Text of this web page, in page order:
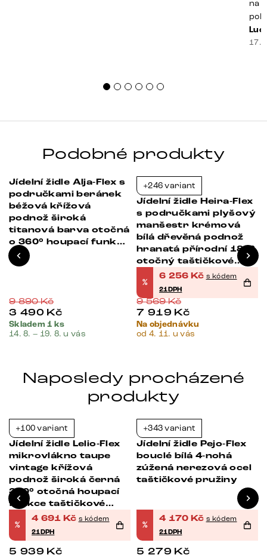
na
17.
Podobné produkty
-65%
Jídelní židle Alja-Flex s
područkami beránek
béžová křížová
podnož široká
titanová barva otočná
o 360° houpací funkce
taštičkové pružiny
9 890Kč
3 490 Kč
Skladem 1 ks
14. 8. – 19. 8. u vás
+246 variant
Jídelní židle Heira-Flex
s područkami plyšový
manšestr krémová
bílá dřevěná podnož
hranatá přírodní 180°
otočný taštičkové
pružiny
%
6 256 Kč s kódem
21DPH
9 569Kč
7 919 Kč
Na objednávku
od 4. 11. u vás
Naposledy procházené
produkty
+100 variant
Jídelní židle Lelio-Flex
mikrovlákno taupe
vintage křížová
podnož široká černá
360° otočná houpací
funkce taštičkové
pružiny
%
4 691 Kč s kódem
21DPH
5 939 Kč
+343 variant
Jídelní židle Pejo-Flex
bouclé bílá 4-nohá
zúžená nerezová ocel
taštičkové pružiny
%
4 170 Kč s kódem
21DPH
5 279 Kč